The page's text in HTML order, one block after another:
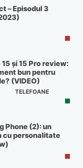
– Episodul 3
15 și 15 Pro review:
bun pentru
(VIDEO)
TELEFOANE
Phone (2): un
cu personalitate